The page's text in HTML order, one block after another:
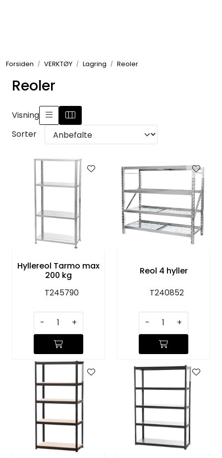
Forsiden VERKTØY Lagring Reoler
Reoler
Visning
Sorter
Hyllereol Tarmo max
200 kg
T245790
- +
Reol 4 hyller
T240852
- +
UTEMILJØ
VERKTØY
TEKSTIL
KJØKKEN
MØBLER
GAVESETT
ACCESSORIES